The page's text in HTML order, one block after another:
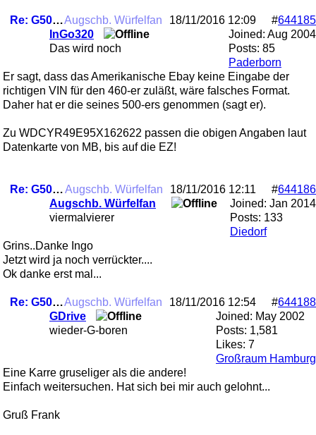
Re: G500 Angebot??? ....unklarAugschb. Würfelfan #644185
18/11/2016 12:09
Joined: Aug 2004
Posts: 85
Paderborn
InGo320
Das wird noch
Er sagt, dass das Amerikanische Ebay keine Eingabe der
richtigen VIN für den 460-er zuläßt, wäre falsches Format.
Daher hat er die seines 500-ers genommen (sagt er).
Zu WDCYR49E95X162622 passen die obigen Angaben laut
Datenkarte von MB, bis auf die EZ!
Re: G500 Angebot??? ....unklarAugschb. Würfelfan #644186
18/11/2016 12:11
Joined: Jan 2014
Posts: 133
Diedorf
Augschb. Würfelfan
viermalvierer
Grins..Danke Ingo
Jetzt wird ja noch verrückter....
Ok danke erst mal...
Re: G500 Angebot??? ....unklarAugschb. Würfelfan #644188
18/11/2016 12:54
Joined: May 2002
Posts: 1,581
Likes: 7
Großraum Hamburg
GDrive
wieder-G-boren
Eine Karre gruseliger als die andere!
Einfach weitersuchen. Hat sich bei mir auch gelohnt...
Gruß Frank